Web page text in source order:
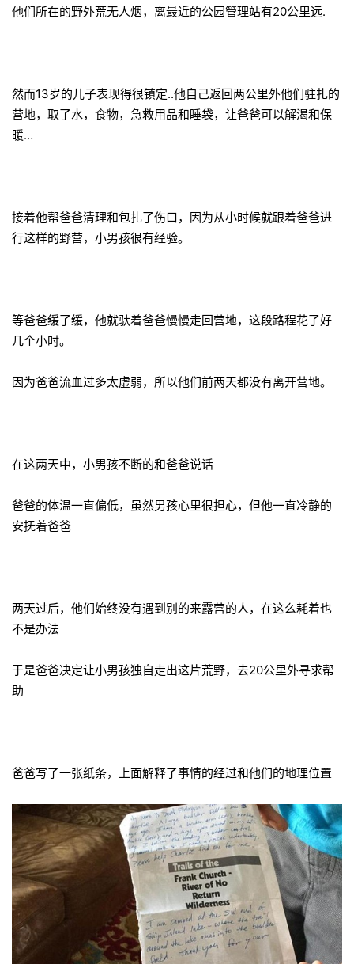
他们所在的野外荒无人烟，离最近的公园管理站有20公里远.
然而13岁的儿子表现得很镇定..他自己返回两公里外他们驻扎的
营地，取了水，食物，急救用品和睡袋，让爸爸可以解渴和保
暖…
接着他帮爸爸清理和包扎了伤口，因为从小时候就跟着爸爸进
行这样的野营，小男孩很有经验。
等爸爸缓了缓，他就驮着爸爸慢慢走回营地，这段路程花了好
几个小时。
因为爸爸流血过多太虚弱，所以他们前两天都没有离开营地。
在这两天中，小男孩不断的和爸爸说话
爸爸的体温一直偏低，虽然男孩心里很担心，但他一直冷静的
安抚着爸爸
两天过后，他们始终没有遇到别的来露营的人，在这么耗着也
不是办法
于是爸爸决定让小男孩独自走出这片荒野，去20公里外寻求帮
助
爸爸写了一张纸条，上面解释了事情的经过和他们的地理位置